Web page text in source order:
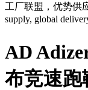
工厂联盟，优势供
supply, global
AD
布竞速跑